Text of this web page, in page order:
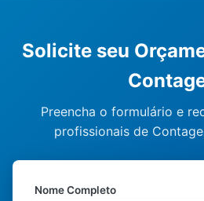
Solicite seu
Preencha o formulário e
profissionais de
Nome Completo